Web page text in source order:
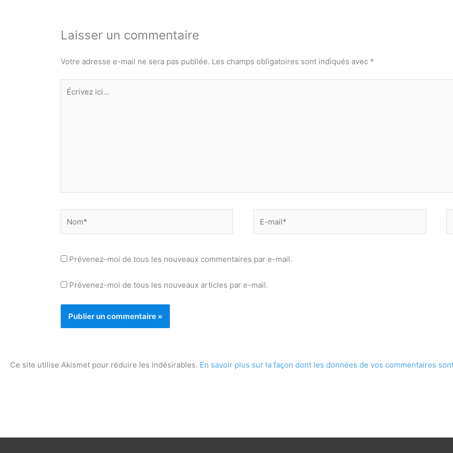
Laisser un commentaire
Votre adresse e-mail ne sera pas publiée. Les champs obligatoires sont indiqués avec *
Écrivez
ici…
mail*
Prévenez-moi de tous les nouveaux commentaires par e-mail.
Prévenez-moi de tous les nouveaux articles par e-mail.
Ce site utilise Akismet pour réduire les indésirables. En savoir plus sur la façon dont les données de vos commentaires